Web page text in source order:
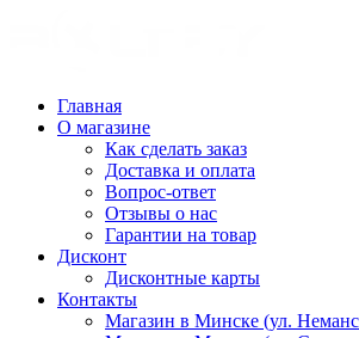
Главная
О магазине
Как сделать заказ
Доставка и оплата
Вопрос-ответ
Отзывы о нас
Гарантии на товар
Дисконт
Дисконтные карты
Контакты
Магазин в Минске (ул.